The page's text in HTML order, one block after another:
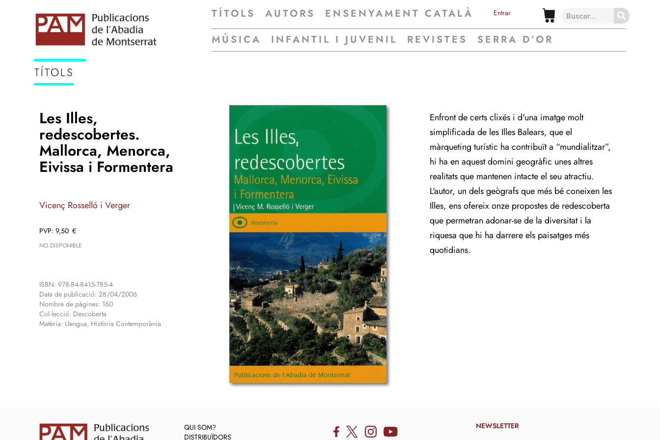
TÍTOLS AUTORS ENSENYAMENT CATALÀ Entrar
MÚSICA INFANTIL I JUVENIL REVISTES SERRA D’OR
TÍTOLS
Les Illes,
redescobertes.
Mallorca, Menorca,
Eivissa i Formentera
Vicenç Rosselló i Verger
9,50 €
NO DISPONIBLE
ISBN: 978-84-8415-785-4
Data de publicació: 28/04/2006
Nombre de pàgines: 160
Col·lecció: Descoberta
Matèria: Llengua, Història Contemporània
Enfront de certs clixés i d'una imatge molt
simplificada de les Illes Balears, que el
màrqueting turístic ha contribuït a “mundialitzar”,
hi ha en aquest domini geogràfic unes altres
realitats que mantenen intacte el seu atractiu.
L'autor, un dels geògrafs que més bé coneixen les
Illes, ens ofereix onze propostes de redescoberta
que permetran adonar-se de la diversitat i la
riquesa que hi ha darrere els paisatges més
quotidians.
QUI SOM?
DISTRIBUÏDORS
NEWSLETTER